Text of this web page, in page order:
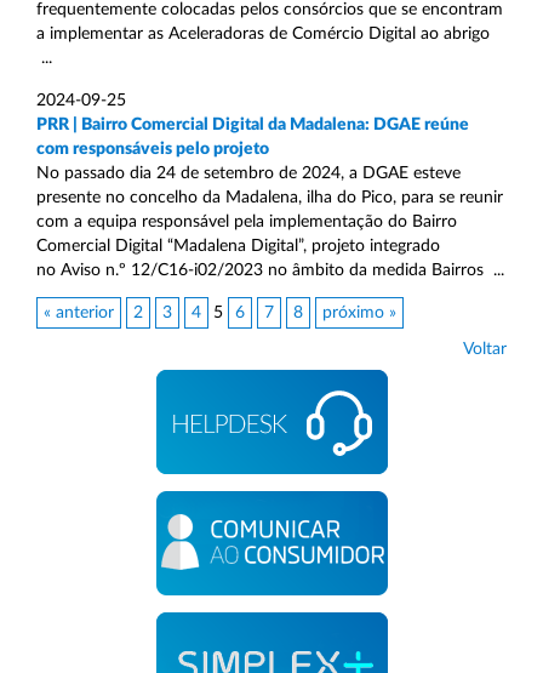
frequentemente colocadas pelos consórcios que se encontram
a implementar as Aceleradoras de Comércio Digital ao abrigo
...
2024-09-25
PRR | Bairro Comercial Digital da Madalena: DGAE reúne
com responsáveis pelo projeto
No passado dia 24 de setembro de 2024, a DGAE esteve
presente no concelho da Madalena, ilha do Pico, para se reunir
com a equipa responsável pela implementação do Bairro
Comercial Digital “Madalena Digital”, projeto integrado
no Aviso n.º 12/C16-i02/2023 no âmbito da medida Bairros ...
« anterior 2 3 4 5 6 7 8 próximo »
Voltar